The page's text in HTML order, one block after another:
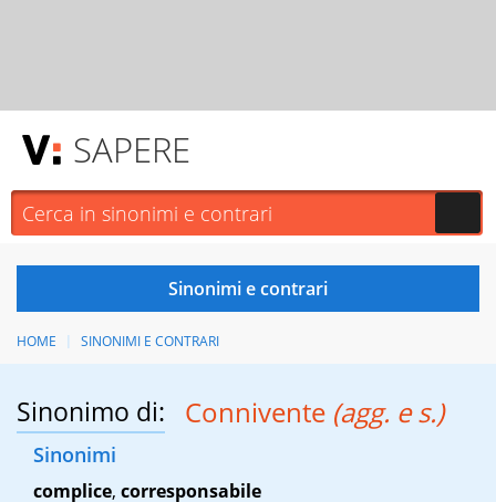
SAPERE
HOME SINONIMI E CONTRARI
Sinonimo di: Connivente (agg. e s.)
Sinonimi
complice, corresponsabile